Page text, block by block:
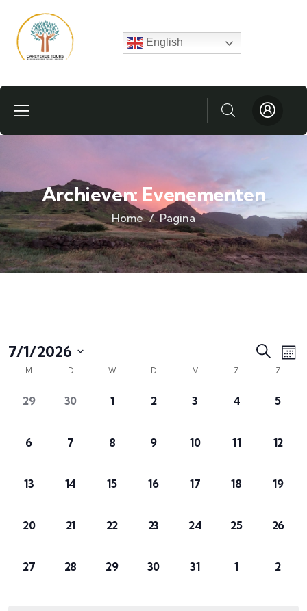
English
Archieven:Evenementen
Home Pagina
Zoeken
7/1/2026
Selecteer
datum.
Kalender
Evenementen
M D W D V Z Z
0
29
0
30
0
1
0
2
0
3
0
4
0
5
0
6
0
7
0
8
0
9
0
10
0
11
0
12
0
13
0
14
0
15
0
16
0
17
0
18
0
19
0
20
0
21
0
22
0
23
0
24
0
25
0
26
0
27
0
28
0
29
0
30
0
31
0
1
0
2